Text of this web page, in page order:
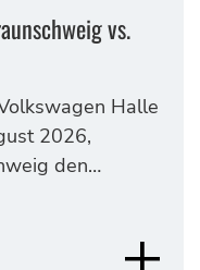
vs.
Halle
2026,
den…